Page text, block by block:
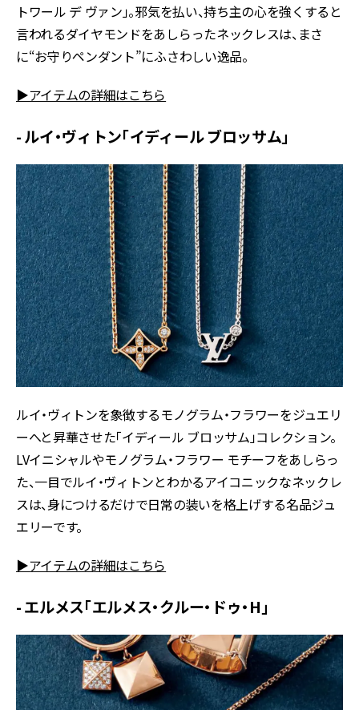
トワール デ ヴァン」。邪気を払い、持ち主の心を強くすると
言われるダイヤモンドをあしらったネックレスは、まさ
に“お守りペンダント”にふさわしい逸品。
▶アイテムの詳細はこちら
- ルイ・ヴィトン「イディール ブロッサム」
ルイ・ヴィトンを象徴するモノグラム・フラワーをジュエリ
ーへと昇華させた「イディール ブロッサム」コレクション。
LVイニシャルやモノグラム・フラワー モチーフをあしらっ
た、一目でルイ・ヴィトンとわかるアイコニックなネックレ
スは、身につけるだけで日常の装いを格上げする名品ジュ
エリーです。
▶アイテムの詳細はこちら
- エルメス「エルメス・クルー・ドゥ・H」